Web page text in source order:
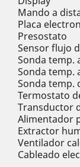
Mando a
Placa
Presostato
Sensor flujo
Sonda temp.
Sonda temp.
Sonda temp.
Termostato
Transductor
Alimentador
Extractor
Ventilador
Cableado